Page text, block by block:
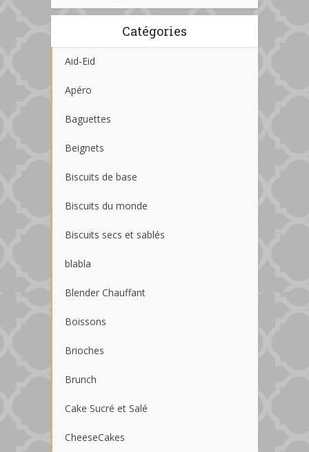
Catégories
Aid-Eid
Apéro
Baguettes
Beignets
Biscuits de base
Biscuits du monde
Biscuits secs et sablés
blabla
Blender Chauffant
Boissons
Brioches
Brunch
Cake Sucré et Salé
CheeseCakes